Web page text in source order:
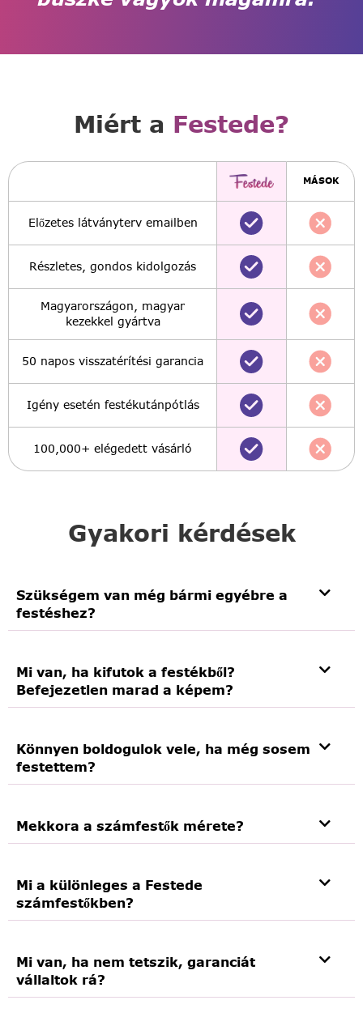
Gyakori kérdések
Szükségem van még bármi egyébre a
festéshez?
Mi van, ha kifutok a festékből?
Befejezetlen marad a képem?
Könnyen boldogulok vele, ha még sosem
festettem?
Mekkora a számfestők mérete?
Mi a különleges a Festede
számfestőkben?
Mi van, ha nem tetszik, garanciát
vállaltok rá?
Miért a Festede?
MÁSOK
Előzetes látványterv emailben
Részletes, gondos kidolgozás
Magyarországon, magyar
kezekkel gyártva
50 napos visszatérítési garancia
Igény esetén festékutánpótlás
100,000+ elégedett vásárló